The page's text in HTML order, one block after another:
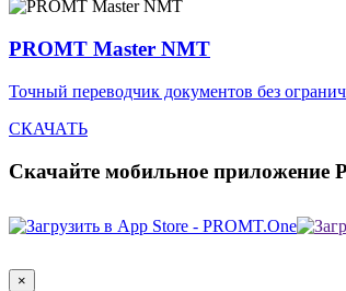
PROMT Master NMT
Точный переводчик документов без
СКАЧАТЬ
Скачайте мобильное приложение
×